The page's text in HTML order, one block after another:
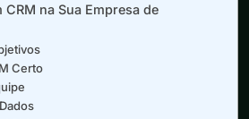
na Sua Empresa de
Certo